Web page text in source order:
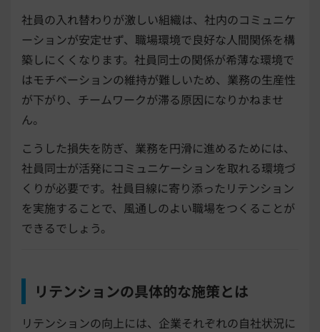
社員の入れ替わりが激しい組織は、社内のコミュニケ
ーションが安定せず、職場環境で良好な人間関係を構
築しにくくなります。社員同士の関係が希薄な環境で
はモチベーションの維持が難しいため、業務の生産性
が下がり、チームワークが滞る原因になりかねませ
ん。
こうした損失を防ぎ、業務を円滑に進めるためには、
社員同士が活発にコミュニケーションを取れる環境づ
くりが必要です。社員目線に寄り添ったリテンション
を実施することで、風通しのよい職場をつくることが
できるでしょう。
リテンションの具体的な施策とは
リテンションの向上には、企業それぞれの自社状況に